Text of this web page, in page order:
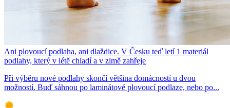
Ani plovoucí podlaha, ani dlaždice. V Česku teď letí 1 materiál
podlahy, který v létě chladí a v zimě zahřeje
Při výběru nové podlahy skončí většina domácností u dvou
možností. Buď sáhnou po laminátové plovoucí podlaze, nebo po...